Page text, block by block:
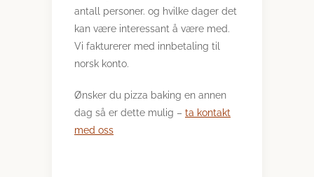
antall personer. og hvilke dager det
kan være interessant å være med.
Vi fakturerer med innbetaling til
norsk konto.
Ønsker du pizza baking en annen
dag så er dette mulig – ta kontakt
med oss